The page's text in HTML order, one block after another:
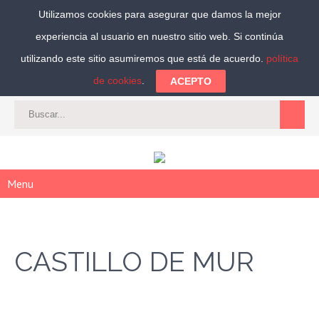
Síguenos:
CAT-ES| ACCEDER | REGISTRARSE
Menu
CASTILLO DE MUR
Utilizamos cookies para asegurar que damos la mejor
experiencia al usuario en nuestro sitio web. Si continúa
utilizando este sitio asumiremos que está de acuerdo. política
de cookies
ACEPTO